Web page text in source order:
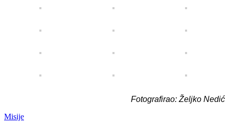
Fotografirao: Željko Nedić
Categories
Misije